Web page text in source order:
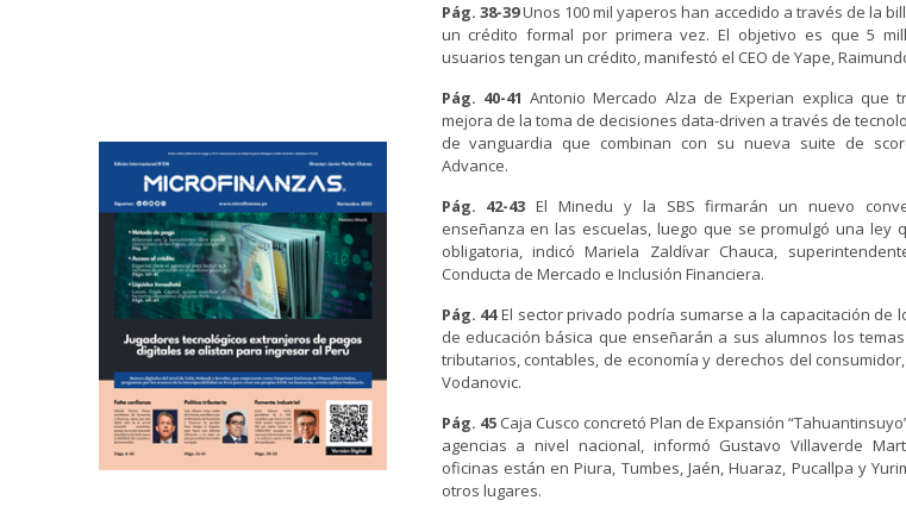
Pág. 38-39Unos 100 mil yaperos han accedido a través de la
un crédito formal por primera vez. El objetivo es que 5
usuarios tengan un crédito, manifestó el CEO de Yape,
Pág. 40-41Antonio Mercado Alza de Experian explica que
mejora de la toma de decisiones data-driven a través de
de vanguardia que combinan con su nueva suite de
Advance.
Pág. 42-43 El Minedu y la SBS firmarán un nuevo
enseñanza en las escuelas, luego que se promulgó una ley
obligatoria, indicó Mariela Zaldívar Chauca,
Conducta de Mercado e Inclusión Financiera.
Pág. 44El sector privado podría sumarse a la capacitación de
de educación básica que enseñarán a sus alumnos los
tributarios, contables, de economía y derechos del
Vodanovic.
Pág. 45 Caja Cusco concretó Plan de Expansión
agencias a nivel nacional, informó Gustavo Villaverde
oficinas están en Piura, Tumbes, Jaén, Huaraz, Pucallpa y
otros lugares.